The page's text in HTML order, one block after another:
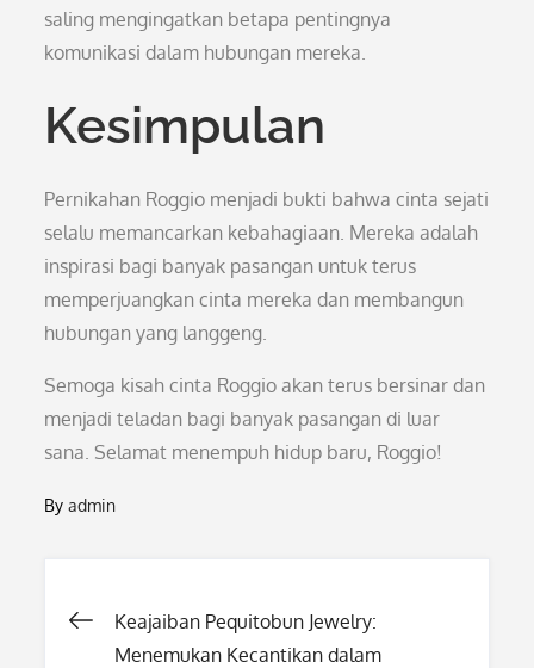
saling mengingatkan betapa pentingnya
komunikasi dalam hubungan mereka.
Kesimpulan
Pernikahan Roggio menjadi bukti bahwa cinta sejati
selalu memancarkan kebahagiaan. Mereka adalah
inspirasi bagi banyak pasangan untuk terus
memperjuangkan cinta mereka dan membangun
hubungan yang langgeng.
Semoga kisah cinta Roggio akan terus bersinar dan
menjadi teladan bagi banyak pasangan di luar
sana. Selamat menempuh hidup baru, Roggio!
Byadmin
Post
Keajaiban Pequitobun Jewelry:
Menemukan Kecantikan dalam